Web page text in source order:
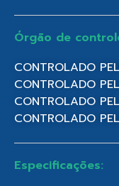
Órgão de
CONTROLADO
CONTROLADO
CONTROLADO
CONTROLADO
Especificações: